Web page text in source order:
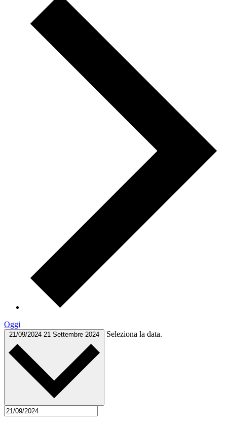
Oggi
21/09/2024 21 Settembre 2024 Seleziona la data.